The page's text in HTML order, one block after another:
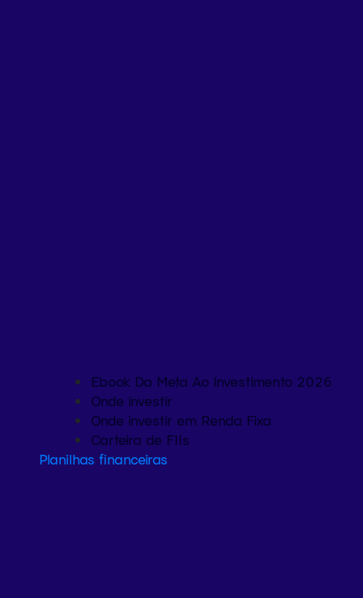
Ebook Da Meta Ao Investimento 2026
Onde investir
Onde investir em Renda Fixa
Carteira de FIIs
Planilhas financeiras